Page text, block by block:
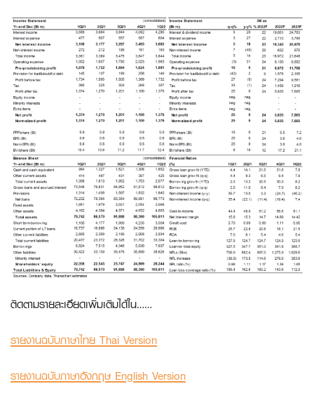
ติดตามรายละเอียดเพิ่มเติมได้ใน……
รายงานฉบับภาษาไทย Thai Version
รายงานฉบับภาษาอังกฤษ English Version